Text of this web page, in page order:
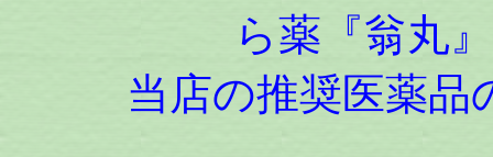
ら薬『翁丸
当店の推奨医薬